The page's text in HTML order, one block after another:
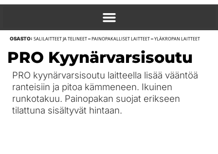
Sininen, 2XL
101,90€ + LISÄÄ
OSASTO: SALILAITTEET JA TELINEET–PAINOPAKALLISET LAITTEET–YLÄKROPAN LAITTEET
PRO Kyynärvarsisoutu
PRO kyynärvarsisoutu laitteella lisää vääntöä
ranteisiin ja pitoa kämmeneen. Ikuinen
runkotakuu. Painopakan suojat erikseen
tilattuna sisältyvät hintaan.